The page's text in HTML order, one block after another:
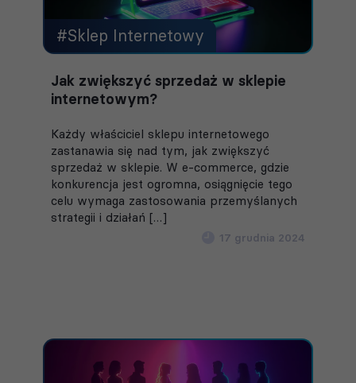
#Sklep Internetowy
Jak zwiększyć sprzedaż w sklepie
internetowym?
Każdy właściciel sklepu internetowego
zastanawia się nad tym, jak zwiększyć
sprzedaż w sklepie. W e-commerce, gdzie
konkurencja jest ogromna, osiągnięcie tego
celu wymaga zastosowania przemyślanych
strategii i działań […]
17 grudnia 2024